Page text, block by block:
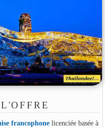
francophonelicenciée basée à